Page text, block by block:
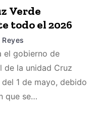
Verde
todo el 2026
Reyes
el gobierno de
de la unidad Cruz
1 de mayo, debido
que se…